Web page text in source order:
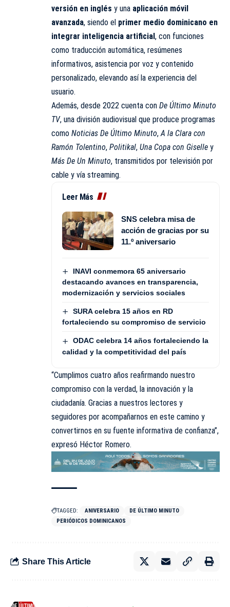
versión en inglés y una aplicación móvil
avanzada, siendo el primer medio dominicano en
integrar inteligencia artificial, con funciones
como traducción automática, resúmenes
informativos, asistencia por voz y contenido
personalizado, elevando así la experiencia del
usuario.
Además, desde 2022 cuenta con De Último Minuto
TV, una división audiovisual que produce programas
como Noticias De Último Minuto, A la Clara con
Ramón Tolentino, Politikal, Una Copa con Giselle y
Más De Un Minuto, transmitidos por televisión por
cable y vía streaming.
Leer Más
SNS celebra misa de
acción de gracias por su
11.º aniversario
INAVI conmemora 65 aniversario
destacando avances en transparencia,
modernización y servicios sociales
SURA celebra 15 años en RD
fortaleciendo su compromiso de servicio
ODAC celebra 14 años fortaleciendo la
calidad y la competitividad del país
“Cumplimos cuatro años reafirmando nuestro
compromiso con la verdad, la innovación y la
ciudadanía. Gracias a nuestros lectores y
seguidores por acompañarnos en este camino y
convertirnos en su fuente informativa de confianza”,
expresó Héctor Romero.
TAGGED: ANIVERSARIO
DE ÚLTIMO MINUTO
PERIÓDICOS DOMINICANOS
Share This Article